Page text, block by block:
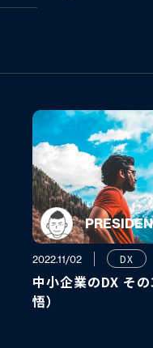
2022.11/02 DX
中小企業のDX そ
悟）